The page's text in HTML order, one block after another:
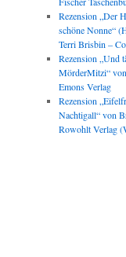
Rezension „Der
schöne Nonne“
Terri Brisbin –
Rezension „Und
MörderMitzi“
Emons Verlag
Rezension
Nachtigall“ von
Rowohlt Verlag